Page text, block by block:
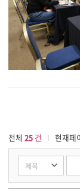
전체 25 건 현재페